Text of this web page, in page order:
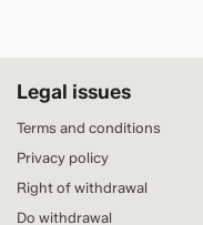
Legal issues
Terms and conditions
Privacy policy
Right of withdrawal
Do withdrawal